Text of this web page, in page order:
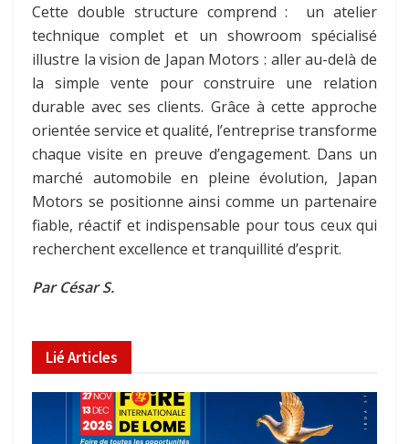
Cette double structure comprend : un atelier
technique complet et un showroom spécialisé
illustre la vision de Japan Motors : aller au-delà de
la simple vente pour construire une relation
durable avec ses clients. Grâce à cette approche
orientée service et qualité, l’entreprise transforme
chaque visite en preuve d’engagement. Dans un
marché automobile en pleine évolution, Japan
Motors se positionne ainsi comme un partenaire
fiable, réactif et indispensable pour tous ceux qui
recherchent excellence et tranquillité d’esprit.
Par César S.
LiéArticles